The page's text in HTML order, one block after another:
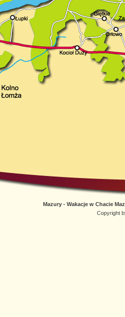
Mazury - Wakacje w Chacie
Copyright